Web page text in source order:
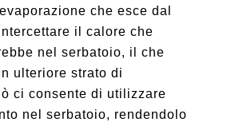
che esce dal
il calore che
nel serbatoio, il che
ulteriore strato di
ci consente di utilizzare
nel serbatoio, rendendolo